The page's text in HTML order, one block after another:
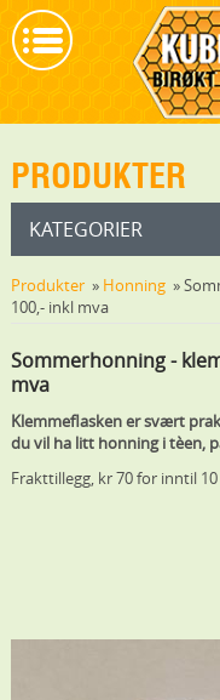
PRODUKTER
KATEGORIER
Produkter » Honning»
100,- inkl mva
Sommerhonning -
mva
Klemmeflasken er svært
du vil ha litt honning i tèen,
Frakttillegg, kr 70 for inntil